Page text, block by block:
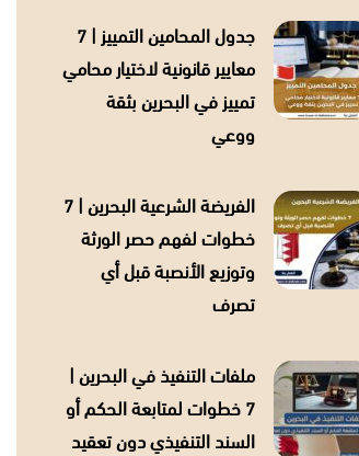
جدول المحامين التمييز | 7
معايير قانونية لاختيار محامي
تمييز في البحرين بثقة
ووعي
الفريضة الشرعية البحرين | 7
خطوات لفهم حصر الورثة
وتوزيع الأنصبة قبل أي
تصرف
ملفات التنفيذ في البحرين |
7 خطوات لمتابعة الحكم أو
السند التنفيذي دون تعقيد